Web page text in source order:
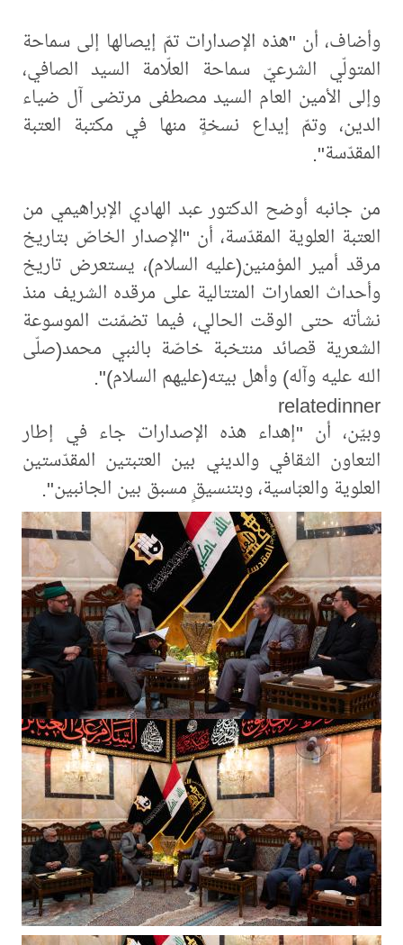
وأضاف، أن "هذه الإصدارات تمّ إيصالها إلى سماحة
المتولّي الشرعيّ سماحة العلّامة السيد الصافي،
وإلى الأمين العام السيد مصطفى مرتضى آل ضياء
الدين، وتمّ إيداع نسخةٍ منها في مكتبة العتبة
المقدّسة".
من جانبه أوضح الدكتور عبد الهادي الإبراهيمي من
العتبة العلوية المقدّسة، أن "الإصدار الخاصّ بتاريخ
مرقد أمير المؤمنين(عليه السلام)، يستعرض تاريخ
وأحداث العمارات المتتالية على مرقده الشريف منذ
نشأته حتى الوقت الحالي، فيما تضمّنت الموسوعة
الشعرية قصائد منتخبة خاصّة بالنبي محمد(صلّى
الله عليه وآله) وأهل بيته(عليهم السلام)".
relatedinner
وبيّن، أن "إهداء هذه الإصدارات جاء في إطار
التعاون الثقافي والديني بين العتبتين المقدّستين
العلوية والعبّاسية، وبتنسيقٍ مسبق بين الجانبين".